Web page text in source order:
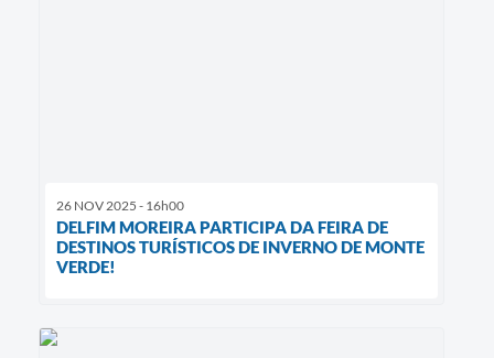
26 NOV 2025 - 16h00
DELFIM MOREIRA PARTICIPA DA FEIRA DE
DESTINOS TURÍSTICOS DE INVERNO DE MONTE
VERDE!